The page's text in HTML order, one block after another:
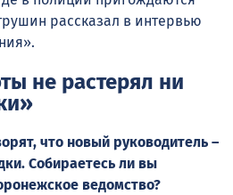
рассказал в интервью
не растерял ни
что новый руководитель –
Собираетесь ли вы
ведомство?